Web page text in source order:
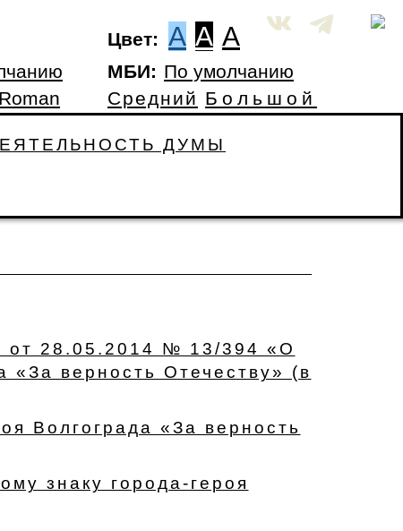
Цвет: A A A
МБИ: По умолчанию
Средний Большой
ДУМЫ
от 28.05.2014 № 13/394 «О
«За верность Отечеству» (в
Волгограда «За верность
знаку города-героя